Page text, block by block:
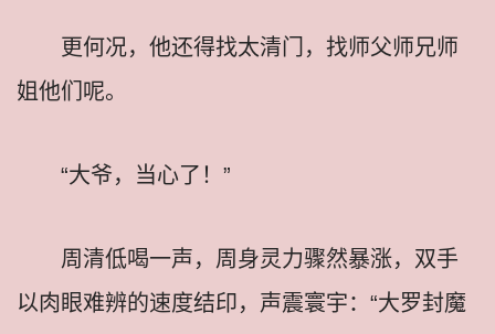
更何况，他还得找太清门，找师父师兄师
姐他们呢。
“大爷，当心了！”
周清低喝一声，周身灵力骤然暴涨，双手
以肉眼难辨的速度结印，声震寰宇：“大罗封魔